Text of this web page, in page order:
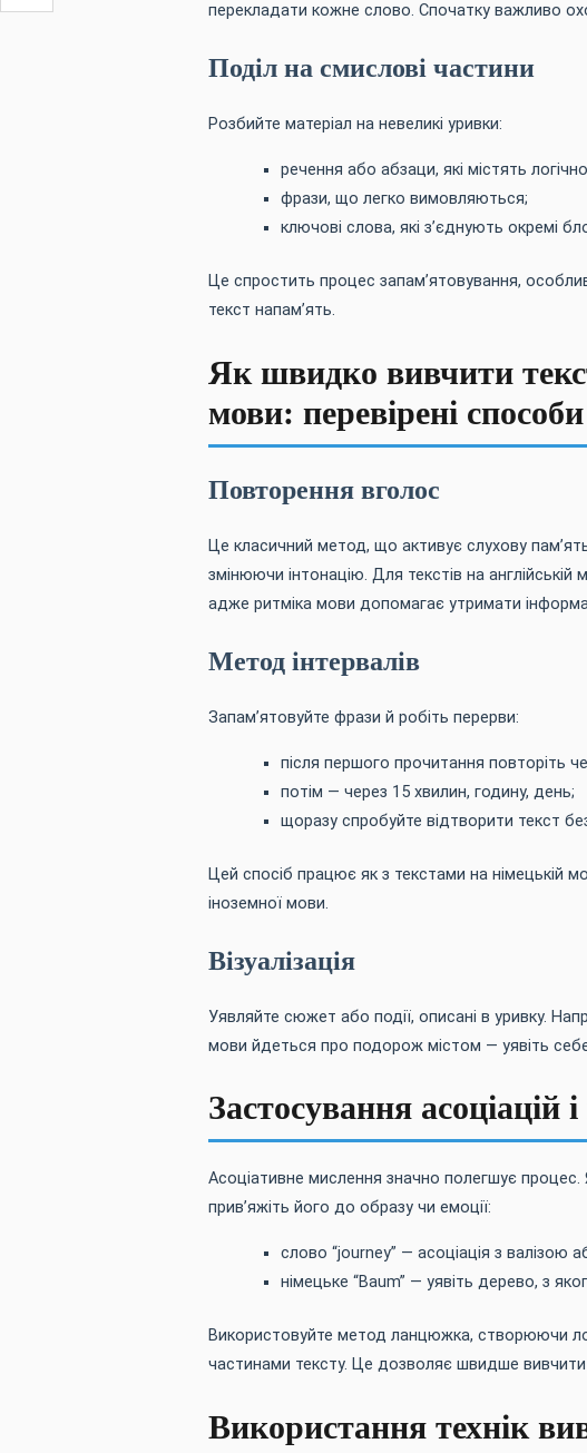
перекладати кожне слово. Спочатку важливо
Поділ на смислові частини
Розбийте матеріал на невеликі уривки:
речення або абзаци, які містять
фрази, що легко вимовляються;
ключові слова, які з’єднують окремі
Це спростить процес запам’ятовування,
текст напам’ять.
Як швидко вивчити
мови: перевірені способи
Повторення вголос
Це класичний метод, що активує слухову
змінюючи інтонацію. Для текстів на
адже ритміка мови допомагає утримати
Метод інтервалів
Запам’ятовуйте фрази й робіть перерви:
після першого прочитання повторіть
потім — через 15 хвилин, годину, день;
щоразу спробуйте відтворити текст
Цей спосіб працює як з текстами на німецькій
іноземної мови.
Візуалізація
Уявляйте сюжет або події, описані в уривку.
мови йдеться про подорож містом — уявіть
Застосування асоціацій
Асоціативне мислення значно полегшує
прив’яжіть його до образу чи емоції:
слово “journey” — асоціація з валізою
німецьке “Baum” — уявіть дерево, з
Використовуйте метод ланцюжка, створюючи
частинами тексту. Це дозволяє швидше вивчити
Використання технік